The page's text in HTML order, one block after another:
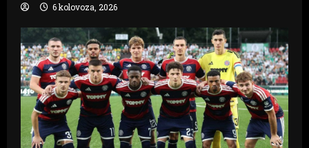
6 kolovoza, 2026